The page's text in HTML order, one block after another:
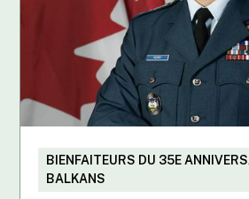
BIENFAITEURS DU 35E
BALKANS